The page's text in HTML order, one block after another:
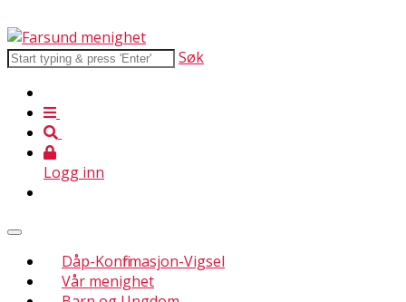
Søk
Logg inn
Dåp-Konfirmasjon-Vigsel
Vår menighet